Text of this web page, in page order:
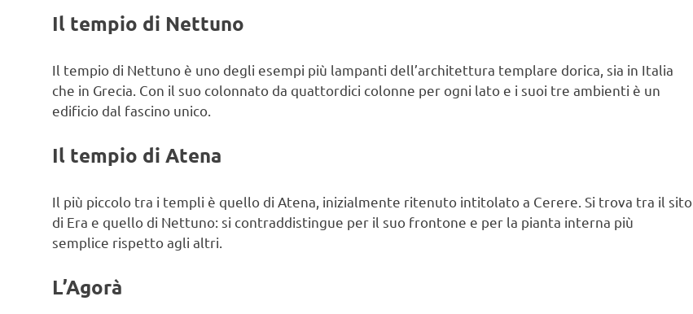
Il tempio di Nettuno
Il tempio di Nettuno è uno degli esempi più lampanti dell’architettura templare dorica, sia in Italia
che in Grecia. Con il suo colonnato da quattordici colonne per ogni lato e i suoi tre ambienti è un
edificio dal fascino unico.
Il tempio di Atena
Il più piccolo tra i templi è quello di Atena, inizialmente ritenuto intitolato a Cerere. Si trova tra il sito
di Era e quello di Nettuno: si contraddistingue per il suo frontone e per la pianta interna più
semplice rispetto agli altri.
L’Agorà